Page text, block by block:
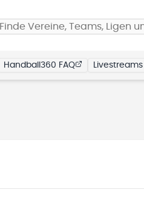
Finde Vereine, Teams, Ligen
Handball360 FAQ Livestreams